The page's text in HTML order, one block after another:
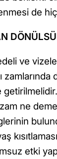
de hiç
ve
ne
etki